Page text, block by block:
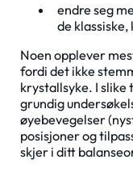
endre seg
de
Noen opplever
fordi det ikke
krystallsyke. I
grundig
øyebevegelser
posisjoner og
skjer i ditt